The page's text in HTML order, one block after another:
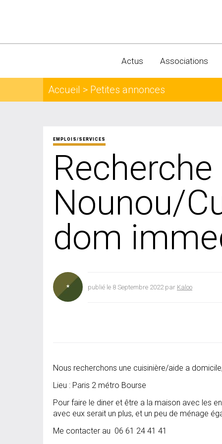
Actus Associations
Accueil > Petites annonces
EMPLOIS/SERVICES
Recherche
Nounou/
dom
publié le 8 Septembre 2022 par Kaloo
Nous recherchons une cuisinière/aide a
Lieu : Paris 2 métro Bourse
Pour faire le diner et être a la maison avec les
avec eux serait un plus, et un peu de ménage
Me contacter au 06 61 24 41 41